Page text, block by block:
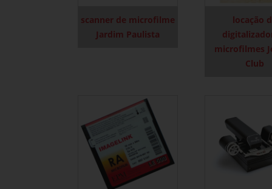
scanner de microfilme
Jardim Paulista
locação
microfilmes
Club